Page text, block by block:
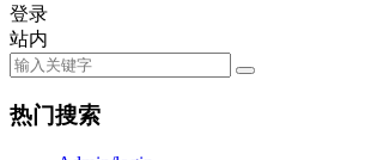
登录
站内
热门搜索